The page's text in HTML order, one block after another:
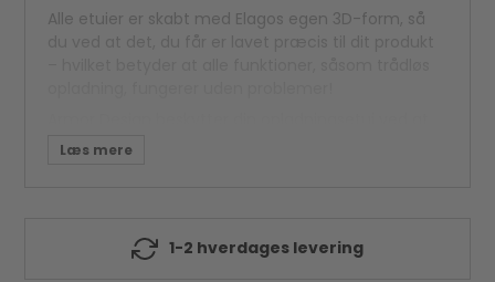
Alle etuier er skabt med Elagos egen 3D-form, så
give en utrolig faldbeskyttelse! Beskyt din enhed
slim profil så den passer i lommen! Karabinhage
medfølger, så du kan hænge etuiet fra din rygsæk,
1-2 hverdages levering